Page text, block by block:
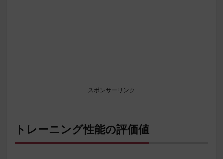
スポンサーリンク
トレーニング性能の評価値